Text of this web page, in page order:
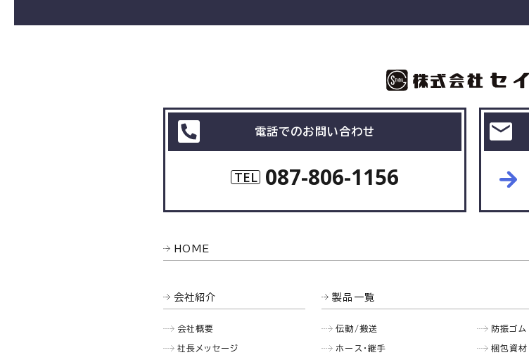
電話でのお問い合わせ
TEL 087-806-1156
HOME
会社紹介
会社概要
社長メッセージ
製品一覧
伝動/搬送
ホース・継手
防振ゴム
梱包資材